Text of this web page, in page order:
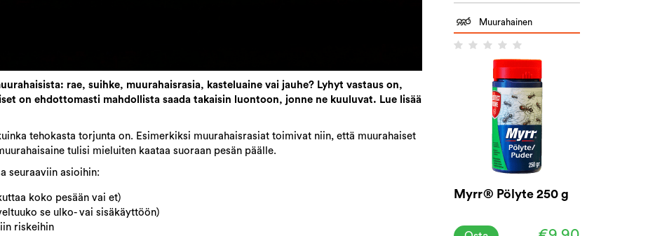
Muurahainen
Myrr® Pölyte 250 g
rae, suihke, muurahaisrasia, kasteluaine vai jauhe? Lyhyt vastaus on,
on ehdottomasti mahdollista saada takaisin luontoon, jonne ne kuuluvat. Lue lisää
tehokasta torjunta on. Esimerkiksi muurahaisrasiat toimivat niin, että muurahaiset
tulisi mieluiten kaataa suoraan pesän päälle.
seuraaviin asioihin:
koko pesään vai et)
se ulko- vai sisäkäyttöön)
riskeihin